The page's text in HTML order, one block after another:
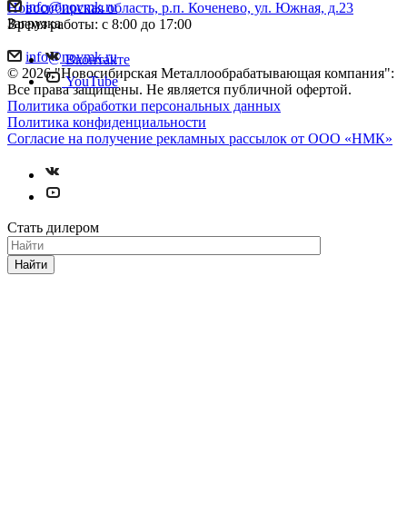
info@novmk.ru
Загрузка
Вконтакте
YouTube
Новосибирская область, р.п. Коченево, ул. Южная, д.23
Время работы: с 8:00 до 17:00
info@novmk.ru
© 2026 "Новосибирская Металлообрабатывающая компания":
Все права защищены. Не является публичной офертой.
Политика обработки персональных данных
Политика конфиденциальности
Согласие на получение рекламных рассылок от ООО «НМК»
Стать дилером
Найти